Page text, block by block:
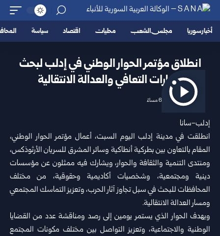
أخبار سوريا مجلس الشعب محليات اقتصاد سياسة
انطلاق مؤتمر الحوار الوطني في إدلب لبحث
مسارات التعافي والعدالة ‏الانتقالية ‏‏
2026/06/27 6:38 مساءً
‏إدلب-سانا‏ ‏
انطلقت في مدينة إدلباليوم السبت، أعمال مؤتمر الحوار الوطني،
المقام ‏بالتعاون بين بطركية أنطاكية وسائر المشرق للسريان الأرثوذكس،
ومنتدى ‏التنمية والثقافة والحوار، ويشارك فيه ممثلون عن مؤسسات
دينية ومجتمعية، ‏وشخصيات أكاديمية وحقوقية، من مختلف
المحافظات للبحث في سبل تجاوز ‏آثار الحرب، وتعزيز التماسك المجتمعي
ومسارالعدالة الانتقالية.‏‏
‏ويهدف الحوار الذي يستمر يومين إلى رصد ومناقشة عدد من القضايا
‏الوطنية والاجتماعية، وتعزيز التواصل بين مختلف مكونات المجتمع